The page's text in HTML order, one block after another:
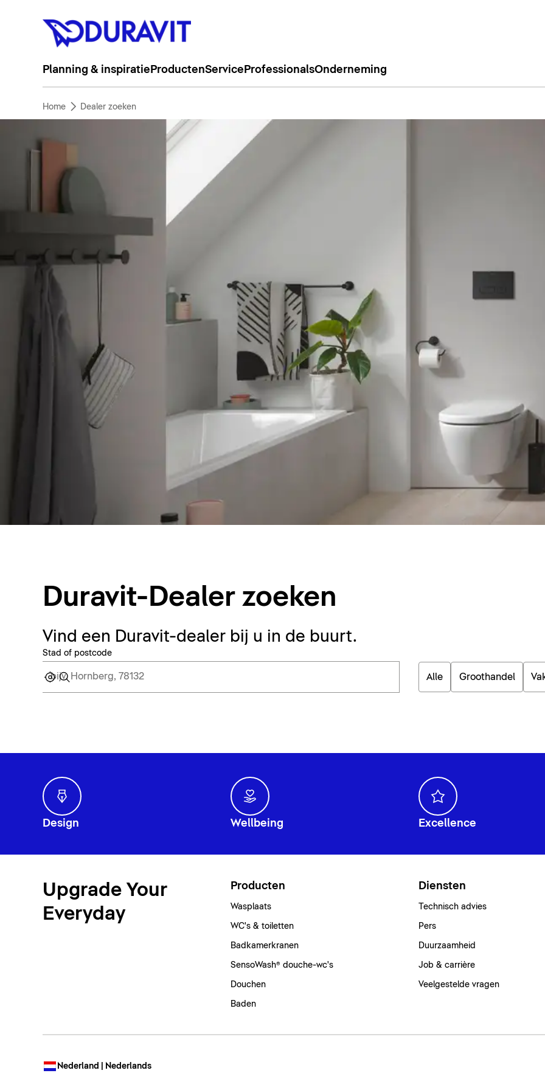
Planning & inspiratie ProductenService ProfessionalsOnderneming
Home Dealer zoeken
Duravit-Dealer zoeken
Vind een Duravit-dealer bij u in de buurt.
Stad of postcode
Alle Groothandel
Design Wellbeing Excellence
Upgrade Your
Everyday
Producten
Wasplaats
WC's & toiletten
Badkamerkranen
SensoWash® douche-wc's
Douchen
Baden
Diensten
Technisch advies
Pers
Duurzaamheid
Job & carrière
Veelgestelde vragen
Nederland | Nederlands